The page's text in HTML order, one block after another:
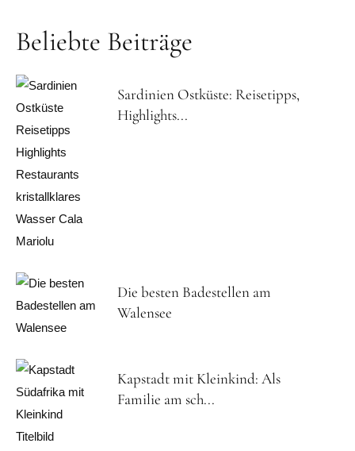
Beliebte Beiträge
Sardinien Ostküste: Reisetipps,
Highlights...
Die besten Badestellen am
Walensee
Kapstadt mit Kleinkind: Als
Familie am sch...